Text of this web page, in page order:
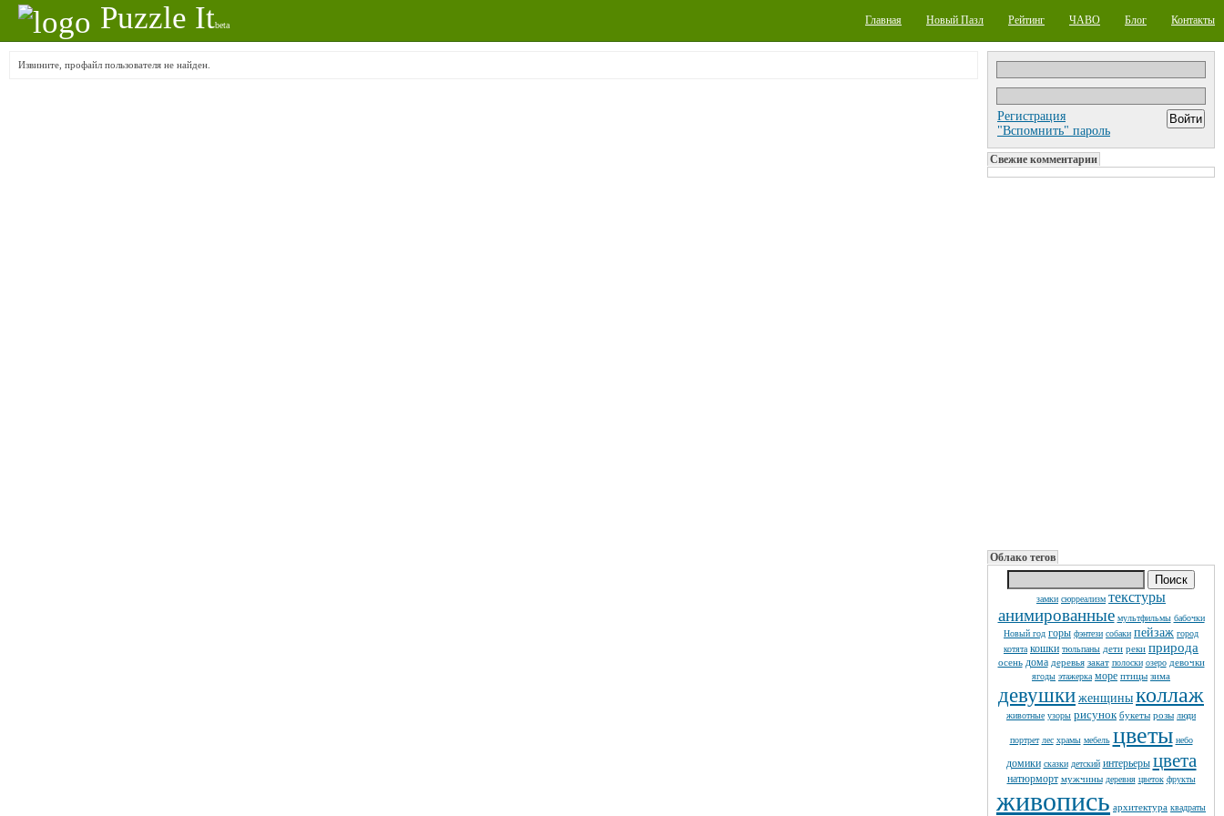
Puzzle Itbeta Главная Новый Пазл Рейтинг ЧАВО Блог Контакты
Регистрация
"Вспомнить" пароль
Свежие комментарии
Облако тегов
замки сюрреализм текстуры
анимированные мультфильмы бабочки
Новый год горы фэнтези собаки пейзаж город
котята кошки тюльпаны дети реки природа
осень дома деревья закат полоски озеро девочки
ягоды этажерка море птицы зима
девушки женщины коллаж
животные узоры рисунок букеты розы люди
портрет лес храмы мебель цветы небо
домики сказки детский интерьеры цвета
натюрморт мужчины деревня цветок фрукты
живопись архитектура квадраты
Извините, профайл пользователя не найден.